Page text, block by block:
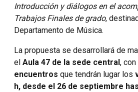
Introducción y diálogos en el
Trabajos Finales de grado,
Departamento de Música.
La propuesta se desarrollará de
el Aula 47 de la sede central ,
encuentros que tendrán lugar los
h, desde el 26 de septiembre